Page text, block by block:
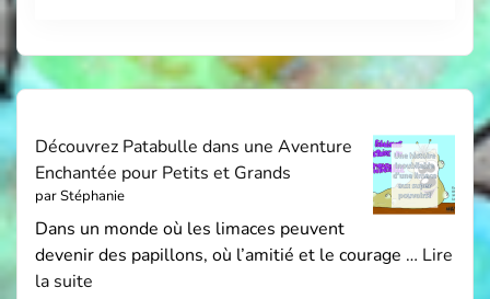
Découvrez Patabulle dans une Aventure
Enchantée pour Petits et Grands
par Stéphanie
Dans un monde où les limaces peuvent
devenir des papillons, où l’amitié et le courage … Lire
la suite